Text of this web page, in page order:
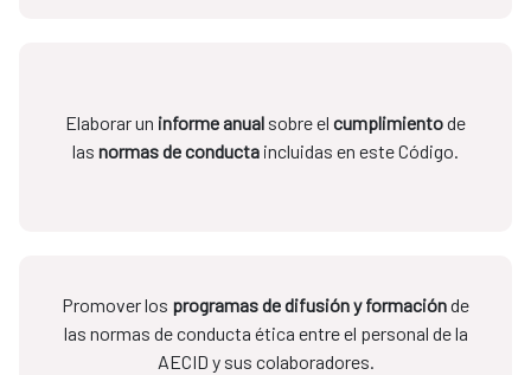
Elaborar un informe anual sobre el cumplimientode
las normas de conducta incluidas en este Código.
Promover los programas de difusión y formaciónde
las normas de conducta ética entre el personal de la
AECID y sus colaboradores.